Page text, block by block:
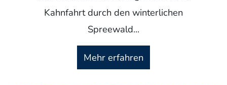
Kahnfahrt durch den winterlichen
Spreewald...
Mehr erfahren